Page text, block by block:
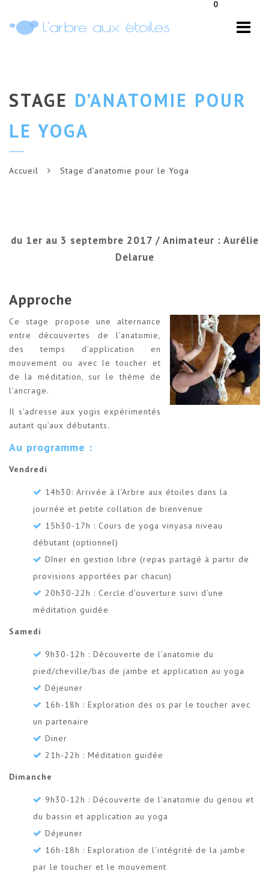
0
STAGE D’ANATOMIE POUR
LE YOGA
Accueil Stage d’anatomie pour le Yoga
du 1er au 3 septembre 2017 / Animateur : Aurélie
Delarue
Approche
Ce stage propose une alternance
entre découvertes de l’anatomie,
des temps d’application en
mouvement ou avec le toucher et
de la méditation, sur le thème de
l’ancrage.
Il s’adresse aux yogis expérimentés
autant qu’aux débutants.
Au programme :
Vendredi
14h30: Arrivée à l’Arbre aux étoiles dans la
journée et petite collation de bienvenue
15h30-17h : Cours de yoga vinyasa niveau
débutant (optionnel)
Dîner en gestion libre (repas partagé à partir de
provisions apportées par chacun)
20h30-22h : Cercle d’ouverture suivi d’une
méditation guidée
Samedi
9h30-12h : Découverte de l’anatomie du
pied/cheville/bas de jambe et application au yoga
Déjeuner
16h-18h : Exploration des os par le toucher avec
un partenaire
Diner
21h-22h : Méditation guidée
Dimanche
9h30-12h : Découverte de l’anatomie du genou et
du bassin et application au yoga
Déjeuner
16h-18h : Exploration de l’intégrité de la jambe
par le toucher et le mouvement